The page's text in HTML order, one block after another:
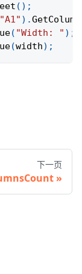
( ) ;
"A1" ) .
( "Width: " ) ;
(width) ;
下一页